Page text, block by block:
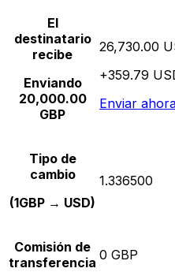
El
destinatario
recibe
Enviando
20,000.00
GBP
26,730.00
+359.79
Enviar
Tipo de
cambio
(1GBP → USD)
1.336500
Comisión de
transferencia 0 GBP